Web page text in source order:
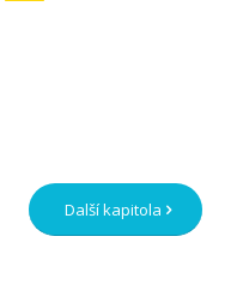
Další kapitola